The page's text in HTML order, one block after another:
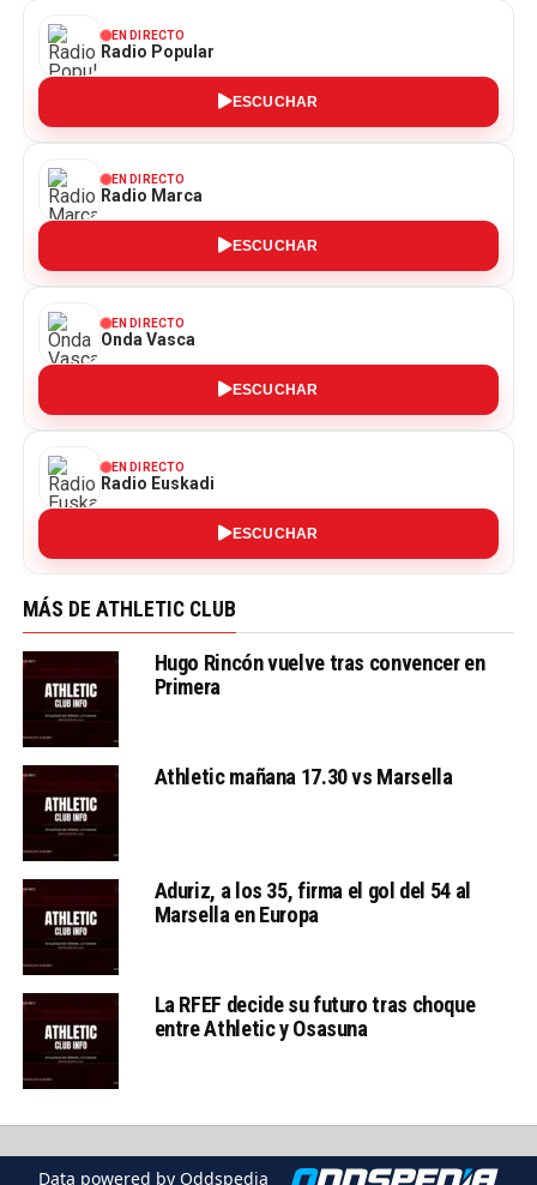
EN DIRECTO
Radio Popular
ESCUCHAR
EN DIRECTO
Radio Marca
ESCUCHAR
EN DIRECTO
Onda Vasca
ESCUCHAR
EN DIRECTO
Radio Euskadi
ESCUCHAR
MÁS DE ATHLETIC CLUB
Hugo Rincón vuelve tras convencer en
Primera
Athletic mañana 17.30 vs Marsella
Aduriz, a los 35, firma el gol del 54 al
Marsella en Europa
La RFEF decide su futuro tras choque
entre Athletic y Osasuna
Data powered by Oddspedia